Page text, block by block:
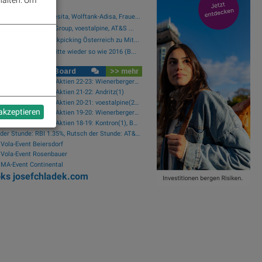
Wolford, RHI Magnesita, Wolftank-Adisa, Fraue...
Lenzing, RBI, Erste Group, voestalpine, AT&S ...
Depots: Stockpicking Österreich zu Mit...
5.8.: Bitte wieder so wie 2016 (B...
Social Club Board >> mehr
wikifolio-Trades Austro-Aktien 22-23: Wienerberger(1), Zumtobel(1), AT&S(1), Frequentis(1), FACC(1), Kontron(1)
Trades Austro-Aktien 21-22: Andritz(1)
wikifolio-Trades Austro-Aktien 19-20: Wienerberger(1)
wikifolio-Trades Austro-Aktien 18-19: Kontron(1), Bawag(1), Erste Group(1)
Star der Stunde: RBI 1.35%, Rutsch der Stunde: AT&S -2.07%
Vola-Event Beiersdorf
Vola-Event Rosenbauer
MA-Event Continental
josefchladek.com